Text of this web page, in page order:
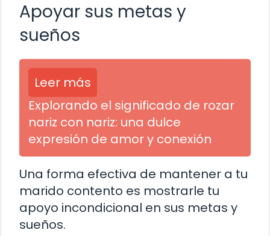
Apoyar sus metas y
sueños
Leer más
Explorando el significado de rozar
nariz con nariz: una dulce
expresión de amor y conexión
Una forma efectiva de mantener a tu
marido contento es mostrarle tu
apoyo incondicional en sus metas y
sueños.